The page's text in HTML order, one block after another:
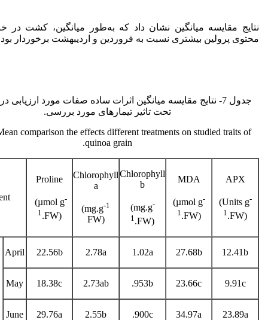
نتایج مقایسه میانگین نشان داد که به‌طور میانگین، کشت در
محتوی پرولین بیشتری نسبت به فروردین و اردیبهشت برخوردار بود
جدول 7- نتایج مقایسه میانگین اثرات ساده صفات مورد ارزیابی در
تحت تاثیر تیمارهای مورد بررسی.
comparison the effects different treatments on studied traits of
quinoa grain.
APX
(Units g-
1 .FW)
MDA
(µmol g-
1 .FW)
Chlorophyll
b
(mg.g-
1 .FW)
Chlorophyll
a
(mg.g-1
FW)
Proline
(µmol g-
1 .FW)
12.41b
27.68b
1.02a
2.78a
22.56b
April
9.91c
23.66c
.953b
2.73ab
18.38c
May
23.89a
34.97a
.900c
2.55b
29.76a
June